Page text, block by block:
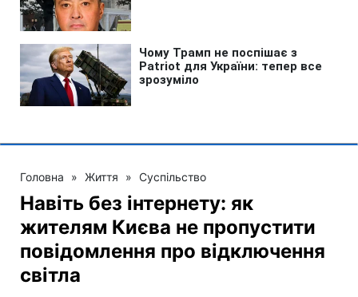
Головна » Життя » Суспільство
Навіть без інтернету: як
жителям Києва не пропустити
повідомлення про відключення
світла